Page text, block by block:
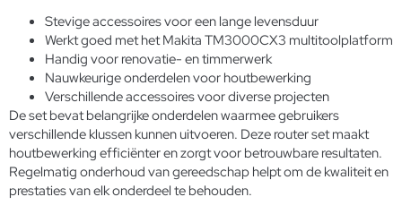
Stevige accessoires voor een lange levensduur
Werkt goed met het Makita TM3000CX3 multitoolplatform
Handig voor renovatie- en timmerwerk
Nauwkeurige onderdelen voor houtbewerking
Verschillende accessoires voor diverse projecten
De set bevat belangrijke onderdelen waarmee gebruikers
verschillende klussen kunnen uitvoeren. Deze router set maakt
houtbewerking efficiënter en zorgt voor betrouwbare resultaten.
Regelmatigonderhoud van gereedschaphelpt om de kwaliteit en
prestaties van elk onderdeel te behouden.